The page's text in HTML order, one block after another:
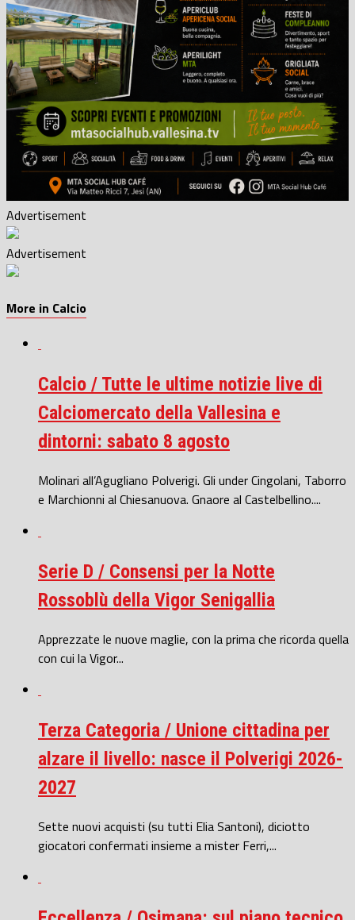
Advertisement
Advertisement
More in Calcio
Calcio / Tutte le ultime notizie live di
Calciomercato della Vallesina e
dintorni: sabato 8 agosto
Molinari all’Agugliano Polverigi. Gli under Cingolani, Taborro
e Marchionni al Chiesanuova. Gnaore al Castelbellino....
Serie D / Consensi per la Notte
Rossoblù della Vigor Senigallia
Apprezzate le nuove maglie, con la prima che ricorda quella
con cui la Vigor...
Terza Categoria / Unione cittadina per
alzare il livello: nasce il Polverigi 2026-
2027
Sette nuovi acquisti (su tutti Elia Santoni), diciotto
giocatori confermati insieme a mister Ferri,...